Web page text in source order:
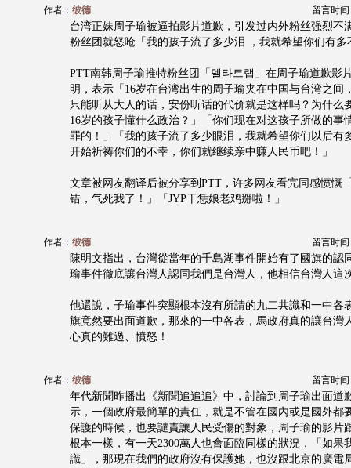
作者： 彼德 留言时间
台湾正妹周子瑜被逼拍影片道歉，引发过内外粉丝强烈不
粉丝团就怒呛「我的孩子流了多少泪 ，我就希望你们有多
PTT南韩周子瑜推特粉丝团「델타트랩」在周子瑜道歉影
明，表示「16岁在台湾出生的周子瑜夹在中国与台湾之间
只能听从大人的话，安份听话的代价就是这样吗？为什么
16岁的孩子懂什么政治？」「你们现在对这孩子所做的事
罪的！」「我的孩子流了多少眼泪，我就希望你们以后有
开始祈祷你们的不幸，你们就继续亲中赚人民币吧！」
文章被网友翻译后被分享到PTT，许多网友看完同感愤慨
错，气死我了！」「JYP干恁娘老鸡掰啦！」
作者： 彼德 留言时间
陳明文指出，台灣從當年的千島湖事件開始有了國旗的認
瑜事件徹底讓台灣人認同我們是台灣人，他相信台灣人這
他還說，子瑜事件突顯根本沒有所請的九二共識和一中各
旗竟然要出面道歉，那來的一中各表，馬政府真的讓台灣
心真的難過、憤怒！
作者： 彼德 留言时间
年代新聞昨播出《新聞追追追》中，討論到周子瑜出面道
示，一個政府最簡單的責任，就是不管在國內或是國外都
保護的時候，也要譴責讓人民受傷的對象，周子瑜的影片
根本一樣，有一天2300萬人也會面臨同樣的狀況，「如果
識」，那現在我們的政府沒有保護她，也沒跟北京的廣電